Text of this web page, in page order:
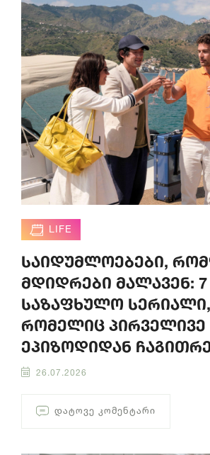
LIFE
საიდუმლოებები,
მდიდრები მალავენ: 7
საზაფხულო სერიალი,
რომელიც პირველივე
ეპიზოდიდან
26.07.2026
ᲓᲐᲢᲝᲕᲔ ᲙᲝᲛᲔᲜᲢᲐᲠᲘ